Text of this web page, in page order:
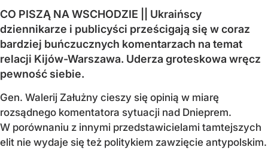
CO PISZĄ NA WSCHODZIE || Ukraińscy
dziennikarze i publicyści prześcigają się w coraz
bardziej buńczucznych komentarzach na temat
relacji Kijów-Warszawa. Uderza groteskowa wręcz
pewność siebie.
Gen. Walerij Załużny cieszy się opinią w miarę
rozsądnego komentatora sytuacji nad Dnieprem.
W porównaniu z innymi przedstawicielami tamtejszych
elit nie wydaje się też politykiem zawzięcie antypolskim.